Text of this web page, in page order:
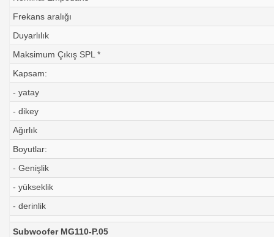
Frekans aralığı
Duyarlılık
Maksimum Çıkış SPL *
Kapsam:
- yatay
- dikey
Ağırlık
Boyutlar:
- Genişlik
- yükseklik
- derinlik
Subwoofer MG110-P.05